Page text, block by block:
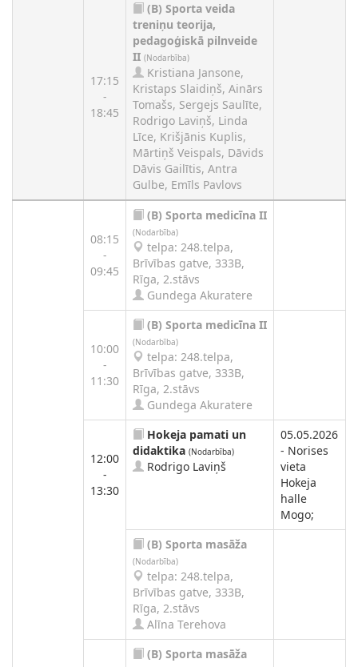
17:15
-
18:45
(B) Sporta veida
treniņu teorija,
pedagoģiskā pilnveide
II (Nodarbība)
Kristiana Jansone,
Kristaps Slaidiņš, Ainārs
Tomašs, Sergejs Saulīte,
Rodrigo Laviņš, Linda
Līce, Krišjānis Kuplis,
Mārtiņš Veispals, Dāvids
Dāvis Gailītis, Antra
Gulbe, Emīls Pavlovs
08:15
-
09:45
(B) Sporta medicīna II
(Nodarbība)
telpa: 248.telpa,
Brīvības gatve, 333B,
Rīga, 2.stāvs
Gundega Akuratere
10:00
-
11:30
(B) Sporta medicīna II
(Nodarbība)
telpa: 248.telpa,
Brīvības gatve, 333B,
Rīga, 2.stāvs
Gundega Akuratere
12:00
-
13:30
Hokeja pamati un
didaktika (Nodarbība)
Rodrigo Laviņš
05.05.2026
- Norises
vieta
Hokeja
halle
Mogo;
(B) Sporta masāža
(Nodarbība)
telpa: 248.telpa,
Brīvības gatve, 333B,
Rīga, 2.stāvs
Alīna Terehova
(B) Sporta masāža